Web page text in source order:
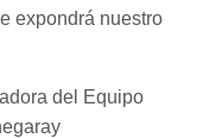
expondrá nuestro
del Equipo